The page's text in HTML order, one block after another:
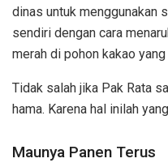
dinas untuk menggunakan
sendiri dengan cara
merah di pohon kakao
Tidak salah jika Pak Rata
hama. Karena hal inilah
Maunya Panen Terus